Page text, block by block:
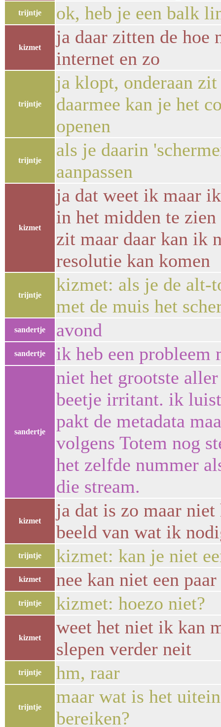
trijntje ok, heb je een balk
kizmet
ja daar zitten de hoe
internet en zo
trijntje
ja klopt, onderaan
daarmee kan je het
openen
trijntje
als je daarin
aanpassen
kizmet
ja dat weet ik maar
in het midden te
zit maar daar kan ik
resolutie kan komen
trijntje
kizmet: als je de alt-
met de muis het
sandertje avond
sandertje ik heb een probleem
sandertje
niet het grootste
beetje irritant. ik
pakt de metadata
volgens Totem nog
het zelfde nummer
die stream.
kizmet
ja dat is zo maar
beeld van wat ik
trijntje kizmet: kan je niet
kizmet nee kan niet een
trijntje kizmet: hoezo niet?
kizmet
weet het niet ik kan
slepen verder neit
trijntje hm, raar
trijntje
maar wat is het
bereiken?